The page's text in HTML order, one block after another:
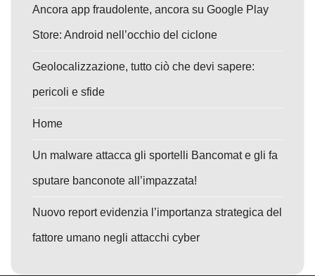
Ancora app fraudolente, ancora su Google Play
Store: Android nell’occhio del ciclone
Geolocalizzazione, tutto ciò che devi sapere:
pericoli e sfide
Home
Un malware attacca gli sportelli Bancomat e gli fa
sputare banconote all’impazzata!
Nuovo report evidenzia l’importanza strategica del
fattore umano negli attacchi cyber